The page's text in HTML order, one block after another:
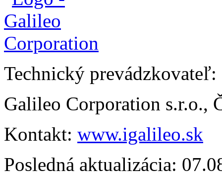
Technický prevádzkovateľ:
Galileo Corporation s.r.o.,
Kontakt: www.igalileo.sk
Posledná aktualizácia: